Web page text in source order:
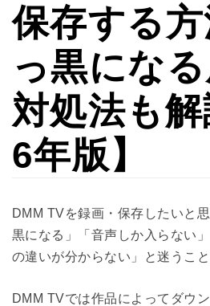
保存する
っ黒にな
対処法も
6年版】
DMM TVを録画・保存したいと
黒になる」「音声しか入らない
の違いが分からない」と迷うこ
DMM TVでは作品によってダウ